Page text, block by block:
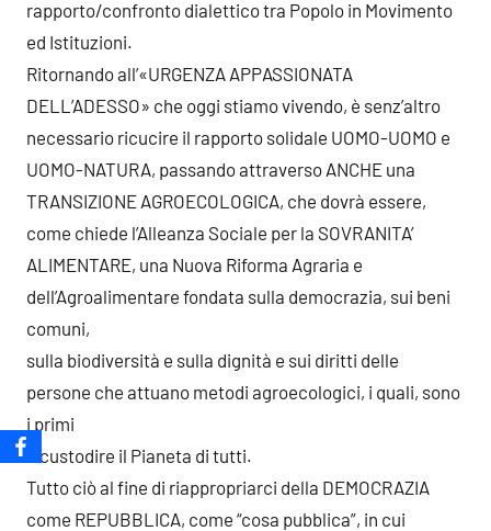
rapporto/confronto dialettico tra Popolo in Movimento
ed Istituzioni.
Ritornando all’«URGENZA APPASSIONATA
DELL’ADESSO» che oggi stiamo vivendo, è senz’altro
necessario ricucire il rapporto solidale UOMO-UOMO e
UOMO-NATURA, passando attraverso ANCHE una
TRANSIZIONE AGROECOLOGICA, che dovrà essere,
come chiede l’Alleanza Sociale per la SOVRANITA’
ALIMENTARE, una Nuova Riforma Agraria e
dell’Agroalimentare fondata sulla democrazia, sui beni
comuni,
sulla biodiversità e sulla dignità e sui diritti delle
persone che attuano metodi agroecologici, i quali, sono
i primi
a custodire il Pianeta di tutti.
Tutto ciò al fine di riappropriarci della DEMOCRAZIA
come REPUBBLICA, come “cosa pubblica”, in cui